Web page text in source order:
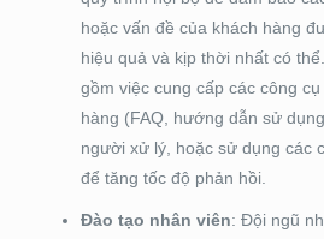
hoặc vấn đề của khách hàng
hiệu quả và kịp thời nhất có
gồm việc cung cấp các công
hàng (FAQ, hướng dẫn sử
người xử lý, hoặc sử dụng các
để tăng tốc độ phản hồi.
Đào tạo nhân viên: Đội ngũ